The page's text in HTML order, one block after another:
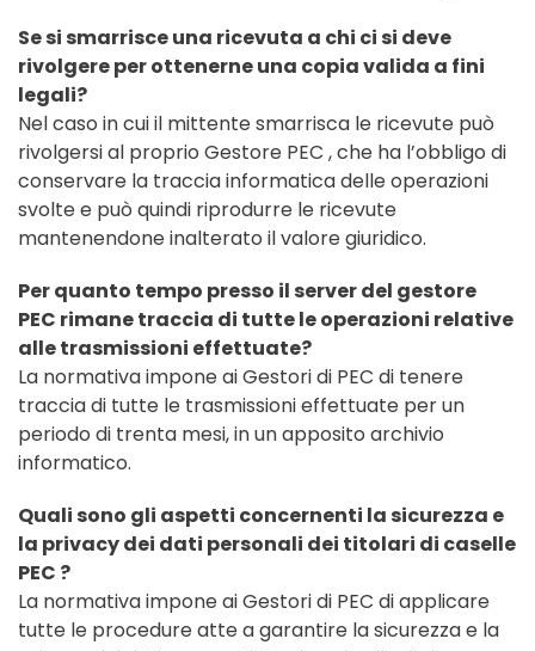
Se si smarrisce una ricevuta a chi ci si deve
rivolgere per ottenerne una copia valida a fini
legali?
Nel caso in cui il mittente smarrisca le ricevute può
rivolgersi al proprio Gestore PEC , che ha l’obbligo di
conservare la traccia informatica delle operazioni
svolte e può quindi riprodurre le ricevute
mantenendone inalterato il valore giuridico.
Per quanto tempo presso il server del gestore
PEC rimane traccia di tutte le operazioni relative
alle trasmissioni effettuate?
La normativa impone ai Gestori di PEC di tenere
traccia di tutte le trasmissioni effettuate per un
periodo di trenta mesi, in un apposito archivio
informatico.
Quali sono gli aspetti concernenti la sicurezza e
la privacy dei dati personali dei titolari di caselle
PEC ?
La normativa impone ai Gestori di PEC di applicare
tutte le procedure atte a garantire la sicurezza e la